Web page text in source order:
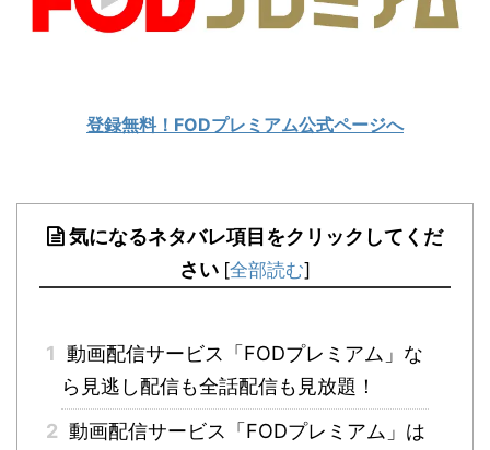
登録無料！FODプレミアム公式ページへ
気になるネタバレ項目をクリックしてくだ
さい [全部読む]
1 動画配信サービス「FODプレミアム」な
ら見逃し配信も全話配信も見放題！
2 動画配信サービス「FODプレミアム」は